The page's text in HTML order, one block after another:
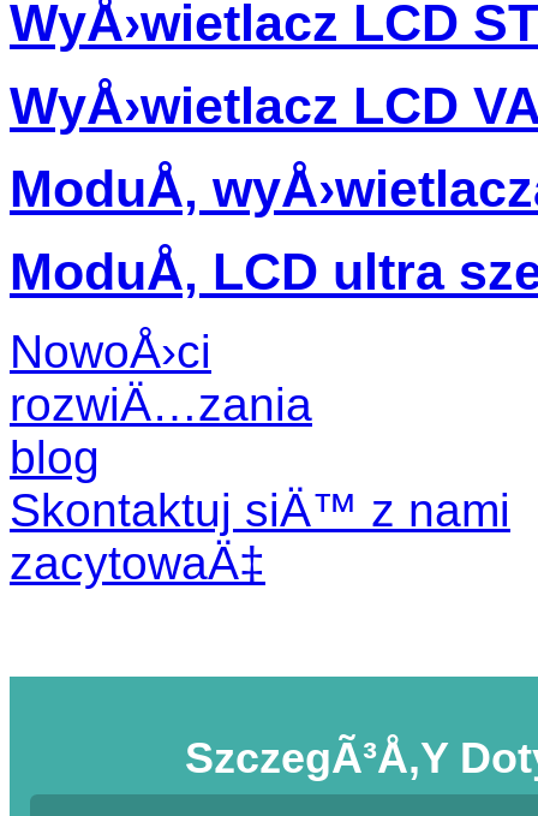
WyÅ›wietlacz LCD
WyÅ›wietlacz LCD
ModuÅ‚
ModuÅ‚ LCD ultra
NowoÅ›ci
rozwiÄ…zania
blog
Skontaktuj siÄ™ z nami
zacytowaÄ‡
SzczegÃ³Å‚y